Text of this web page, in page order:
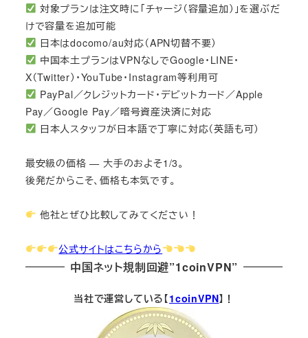
対象プランは注文時に「チャージ（容量追加）」を選ぶだ
けで容量を追加可能
日本はdocomo/au対応（APN切替不要）
中国本土プランはVPNなしでGoogle・LINE・
X（Twitter）・YouTube・Instagram等利用可
PayPal／クレジットカード・デビットカード／Apple
Pay／Google Pay／暗号資産決済に対応
日本人スタッフが日本語で丁寧に対応（英語も可）
最安級の価格 — 大手のおよそ1/3。
後発だからこそ、価格も本気です。
他社とぜひ比較してみてください！
公式サイトはこちらから
中国ネット規制回避”1coinVPN”
当社で運営している【1coinVPN】！